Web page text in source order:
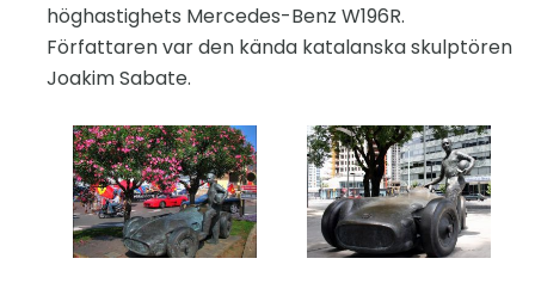
höghastighets Mercedes-Benz W196R.
Författaren var den kända katalanska skulptören
Joakim Sabate.